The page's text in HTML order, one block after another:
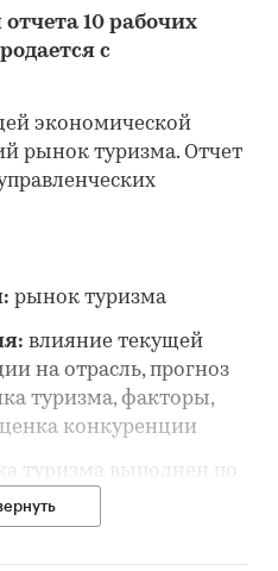
10 рабочих
с
экономической
рынок туризма. Отчет
рынок туризма
влияние текущей
на отрасль, прогноз
туризма, факторы,
конкуренции
туризма выполнен по
его сегментов
его сегментов.